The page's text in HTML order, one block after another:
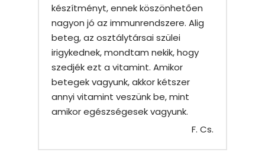
készítményt, ennek köszönhetően
nagyon jó az immunrendszere. Alig
beteg, az osztálytársai szülei
irigykednek, mondtam nekik, hogy
szedjék ezt a vitamint. Amikor
betegek vagyunk, akkor kétszer
annyi vitamint veszünk be, mint
amikor egészségesek vagyunk.
F. Cs.